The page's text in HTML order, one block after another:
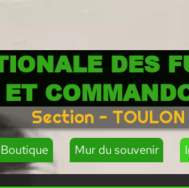
DES
ET
Section - TOULON
Boutique Mur du souvenir